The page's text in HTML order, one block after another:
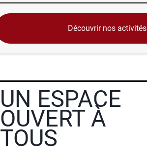
Découvrir nos activités
UN ESPACE
OUVERT À
TOUS